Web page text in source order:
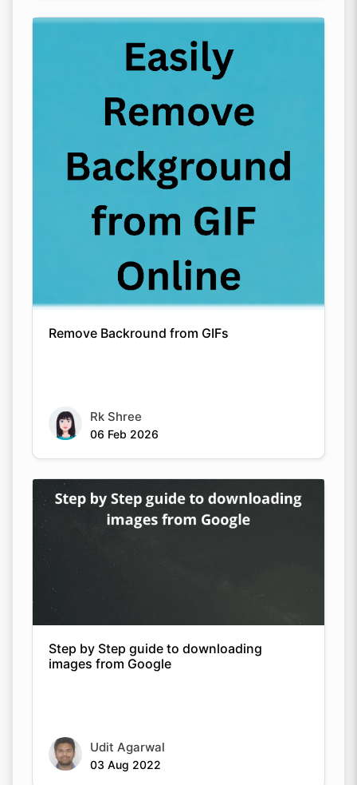
Remove Backround from GIFs
Rk Shree
06 Feb 2026
Step by Step guide to downloading
images from Google
Udit Agarwal
03 Aug 2022